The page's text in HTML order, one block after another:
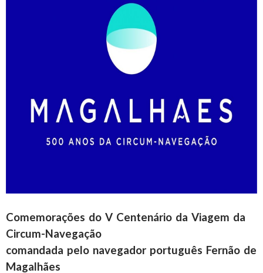
Comemorações do V Centenário da Viagem da
Circum-Navegação
comandada pelo navegador português Fernão de
Magalhães